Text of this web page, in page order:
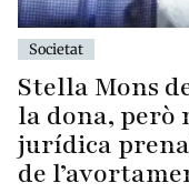
Societat
Stella Mons
la dona,
jurídica
de